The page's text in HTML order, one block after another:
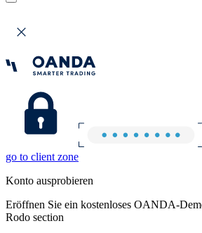
go to client zone
Konto ausprobieren
Eröffnen Sie ein kostenloses OANDA-
Rodo section